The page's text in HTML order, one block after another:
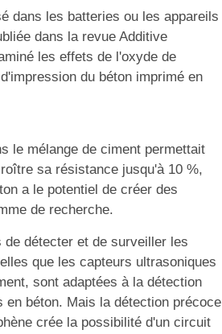
dans les batteries ou les appareils
dans la revue Additive
les effets de l'oxyde de
du béton imprimé en
le mélange de ciment permettait
sa résistance jusqu'à 10 %,
a le potentiel de créer des
de recherche.
détecter et de surveiller les
que les capteurs ultrasoniques
sont adaptées à la détection
béton. Mais la détection précoce
crée la possibilité d'un circuit